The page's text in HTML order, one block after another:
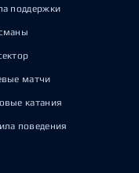
поддержки
матчи
катания
поведения